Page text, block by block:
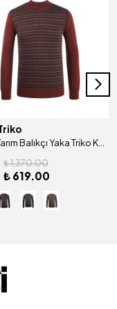
Erkek Yarım Balıkçı Yaka Triko Kazak Desenli Kol Ve Bel Lastikli Çelik Örgü Klasik Kalıp -4802B
₺ 1,370.00
₺ 619.00